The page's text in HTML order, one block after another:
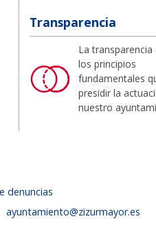
Transparencia
La transparencia
los principios
fundamentales
presidir la
nuestro
denuncias
ayuntamiento@zizurmayor.es